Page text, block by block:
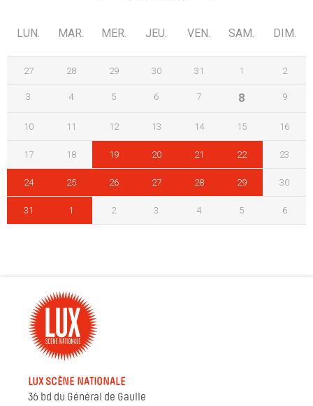
LUN. MAR. MER. JEU. VEN. SAM. DIM.
27 28 29 30 31 1 2
3 4 5 6 7 8 9
10 11 12 13 14 15 16
17 18 19 20 21 22 23
24 25 26 27 28 29 30
31 1 2 3 4 5 6
LUX SCÈNE NATIONALE
36 bd du Général de Gaulle